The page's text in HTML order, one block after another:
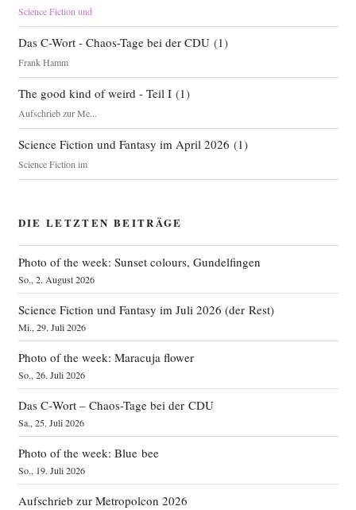
Science Fiction und
Das C-Wort - Chaos-Tage bei der CDU(1)
Frank Hamm
The good kind of weird - Teil I(1)
Aufschrieb zur Me...
Science Fiction und Fantasy im April 2026 (1)
Science Fiction im
DIE LETZTEN BEITRÄGE
Photo of the week: Sunset colours, Gundelfingen
So., 2. August 2026
Science Fiction und Fantasy im Juli 2026 (der Rest)
Mi., 29. Juli 2026
Photo of the week: Maracuja flower
So., 26. Juli 2026
Das C‑Wort – Chaos-Tage bei der CDU
Sa., 25. Juli 2026
Photo of the week: Blue bee
So., 19. Juli 2026
Aufschrieb zur Metropolcon 2026